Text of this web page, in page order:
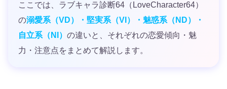
ここでは、ラブキャラ診断64（LoveCharacter64）
の溺愛系（VD）・堅実系（VI）・魅惑系（ND）・
自立系（NI） の違いと、それぞれの恋愛傾向・魅
力・注意点をまとめて解説します。